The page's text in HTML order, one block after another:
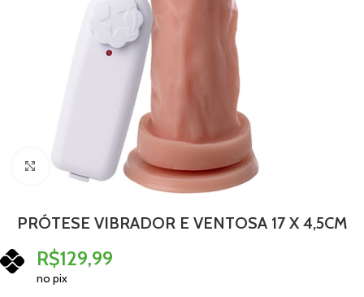
Clique para ampliar
PRÓTESE VIBRADOR E VENTOSA 17 X 4,5CM
R$129,99
no pix